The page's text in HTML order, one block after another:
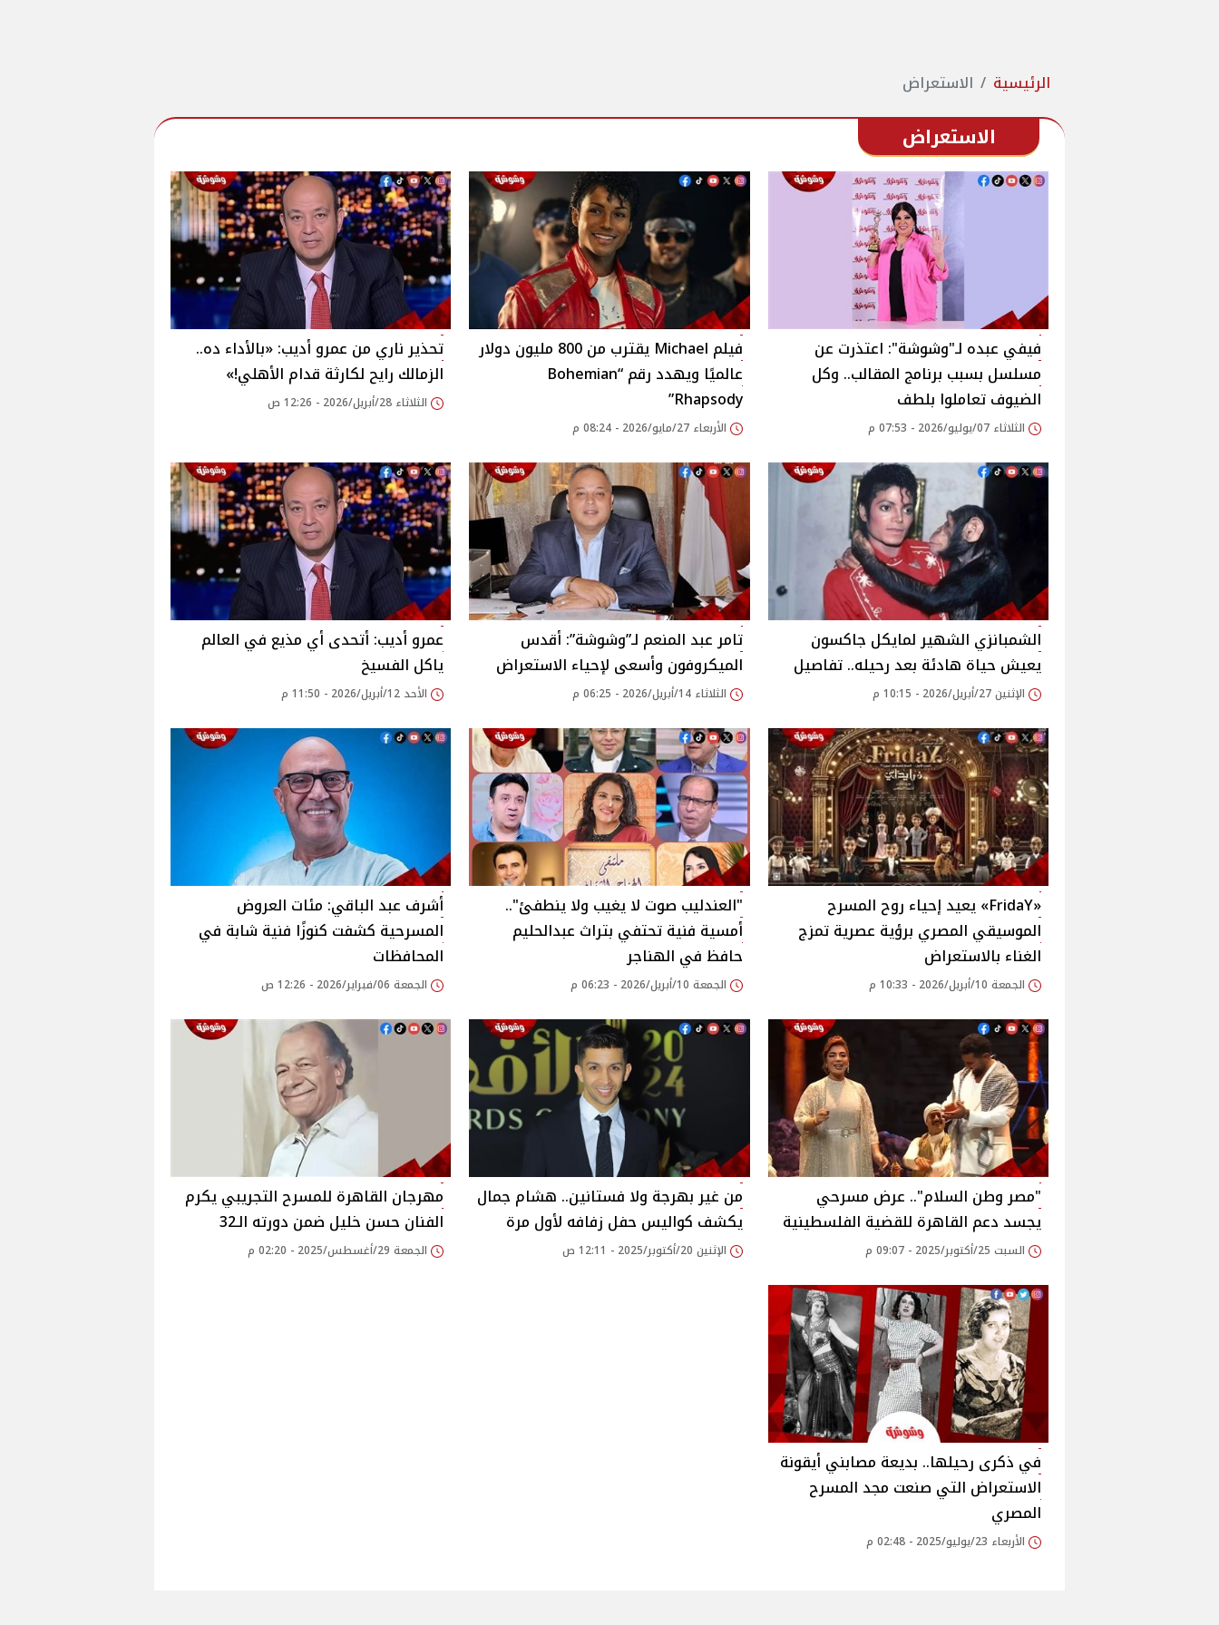
الرئيسية الاستعراض
الاستعراض
فيفي عبده لـ"وشوشة": اعتذرت عن
مسلسل بسبب برنامج المقالب.. وكل
الضيوف تعاملوا بلطف
الثلاثاء 07/يوليو/2026 - 07:53 م
فيلم Michael يقترب من 800 مليون دولار
عالميًا ويهدد رقم “Bohemian
Rhapsody”
الأربعاء 27/مايو/2026 - 08:24 م
تحذير ناري من عمرو أديب: «بالأداء ده..
الزمالك رايح لكارثة قدام الأهلي!»
الثلاثاء 28/أبريل/2026 - 12:26 ص
الشمبانزي الشهير لمايكل جاكسون
يعيش حياة هادئة بعد رحيله.. تفاصيل
الإثنين 27/أبريل/2026 - 10:15 م
تامر عبد المنعم لـ”وشوشة”: أقدس
الميكروفون وأسعى لإحياء الاستعراض
الثلاثاء 14/أبريل/2026 - 06:25 م
عمرو أديب: أتحدى أي مذيع في العالم
ياكل الفسيخ
الأحد 12/أبريل/2026 - 11:50 م
«FridaY» يعيد إحياء روح المسرح
الموسيقي المصري برؤية عصرية تمزج
الغناء بالاستعراض
الجمعة 10/أبريل/2026 - 10:33 م
"العندليب صوت لا يغيب ولا ينطفئ"..
أمسية فنية تحتفي بتراث عبدالحليم
حافظ في الهناجر
الجمعة 10/أبريل/2026 - 06:23 م
أشرف عبد الباقي: مئات العروض
المسرحية كشفت كنوزًا فنية شابة في
المحافظات
الجمعة 06/فبراير/2026 - 12:26 ص
"مصر وطن السلام".. عرض مسرحي
يجسد دعم القاهرة للقضية الفلسطينية
السبت 25/أكتوبر/2025 - 09:07 م
من غير بهرجة ولا فستانين.. هشام جمال
يكشف كواليس حفل زفافه لأول مرة
الإثنين 20/أكتوبر/2025 - 12:11 ص
مهرجان القاهرة للمسرح التجريبي يكرم
الفنان حسن خليل ضمن دورته الـ32‎
الجمعة 29/أغسطس/2025 - 02:20 م
في ذكرى رحيلها.. بديعة مصابني أيقونة
الاستعراض التي صنعت مجد المسرح
المصري‎
الأربعاء 23/يوليو/2025 - 02:48 م